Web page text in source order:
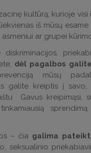
kultūrą, kurioje
iš mūsų
ar grupei
dėl pagalbos
mūsų
galite kreiptis į savo,
Gavus kreipimąsi,
– čia galima
seksualinio